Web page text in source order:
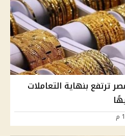
ترتفع بنهاية التعاملات